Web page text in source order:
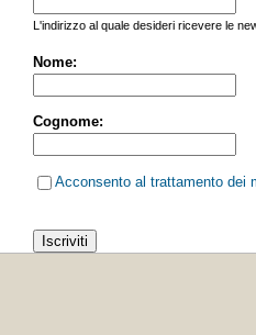
L'indirizzo al quale desideri ricevere le
Nome:
Cognome:
Acconsento al trattamento dei